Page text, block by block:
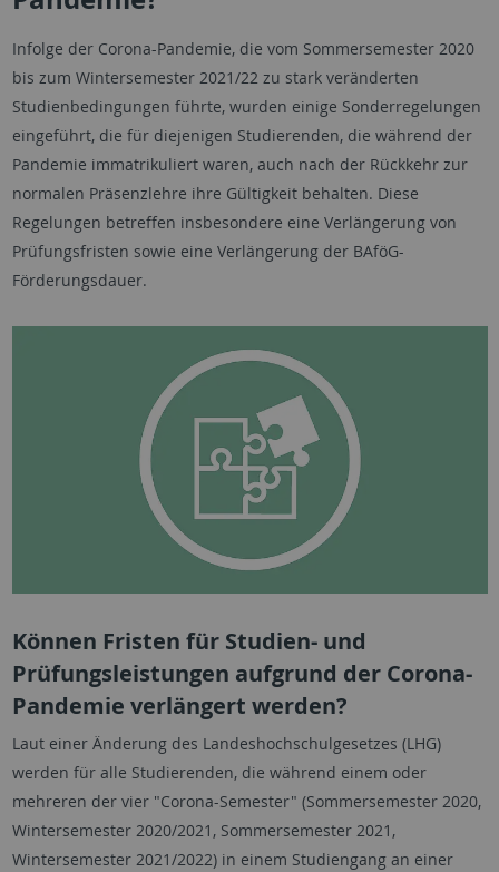
Infolge der Corona-Pandemie, die vom Sommersemester 2020
bis zum Wintersemester 2021/22 zu stark veränderten
Studienbedingungen führte, wurden einige Sonderregelungen
eingeführt, die für diejenigen Studierenden, die während der
Pandemie immatrikuliert waren, auch nach der Rückkehr zur
normalen Präsenzlehre ihre Gültigkeit behalten. Diese
Regelungen betreffen insbesondere eine Verlängerung von
Prüfungsfristen sowie eine Verlängerung der BAföG-
Förderungsdauer.
Können Fristen für Studien- und
Prüfungsleistungen aufgrund der Corona-
Pandemie verlängert werden?
Laut einer Änderung des Landeshochschulgesetzes (LHG)
werden für alle Studierenden, die während einem oder
mehreren der vier "Corona-Semester" (Sommersemester 2020,
Wintersemester 2020/2021, Sommerse­mester 2021,
Wintersemester 2021/2022) in einem Studiengang an einer